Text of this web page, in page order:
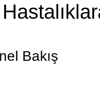
Bakış